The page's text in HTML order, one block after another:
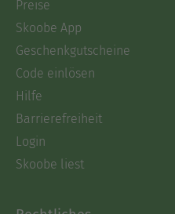
Preise
Skoobe App
Geschenkgutscheine
Code einlösen
Hilfe
Barrierefreiheit
Login
Skoobe liest